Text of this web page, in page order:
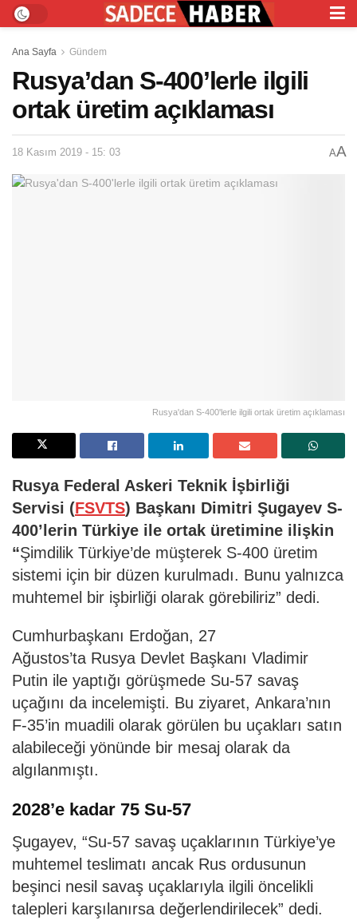
Ana Sayfa Gündem
Rusya’dan S-400’lerle ilgili
ortak üretim açıklaması
18 Kasım 2019 - 15: 03 AA
Rusya'dan S-400'lerle ilgili ortak üretim açıklaması
Rusya Federal Askeri Teknik İşbirliği
Servisi (FSVTS) Başkanı Dimitri Şugayev S-
400’lerin Türkiye ile ortak üretimine ilişkin
“Şimdilik Türkiye’de müşterek S-400 üretim
sistemi için bir düzen kurulmadı. Bunu yalnızca
muhtemel bir işbirliği olarak görebiliriz” dedi.
Cumhurbaşkanı Erdoğan, 27
Ağustos’ta Rusya Devlet Başkanı Vladimir
Putin ile yaptığı görüşmede Su-57 savaş
uçağını da incelemişti. Bu ziyaret, Ankara’nın
F-35’in muadili olarak görülen bu uçakları satın
alabileceği yönünde bir mesaj olarak da
algılanmıştı.
2028’e kadar 75 Su-57
Şugayev, “Su-57 savaş uçaklarının Türkiye’ye
muhtemel teslimatı ancak Rus ordusunun
beşinci nesil savaş uçaklarıyla ilgili öncelikli
talepleri karşılanırsa değerlendirilecek” dedi.